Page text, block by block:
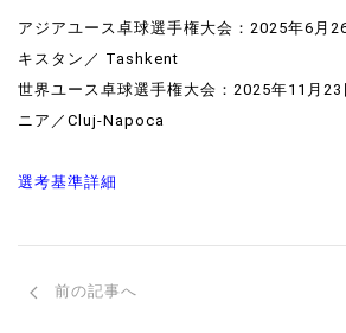
アジアユース卓球選手権大会：2025年6月
キスタン／ Tashkent
世界ユース卓球選手権大会：2025年11月
ニア／Cluj-Napoca
選考基準詳細
前の記事へ